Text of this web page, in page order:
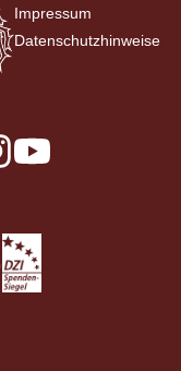
Impressum
Datenschutzhinweise